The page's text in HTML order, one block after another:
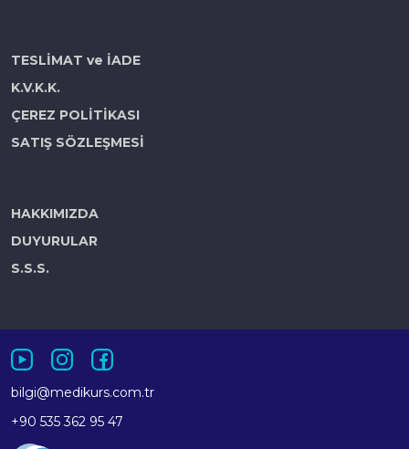
TESLİMAT ve İADE
K.V.K.K.
ÇEREZ POLİTİKASI
SATIŞ SÖZLEŞMESİ
HAKKIMIZDA
DUYURULAR
S.S.S.
bilgi@medikurs.com.tr
+90 535 362 95 47